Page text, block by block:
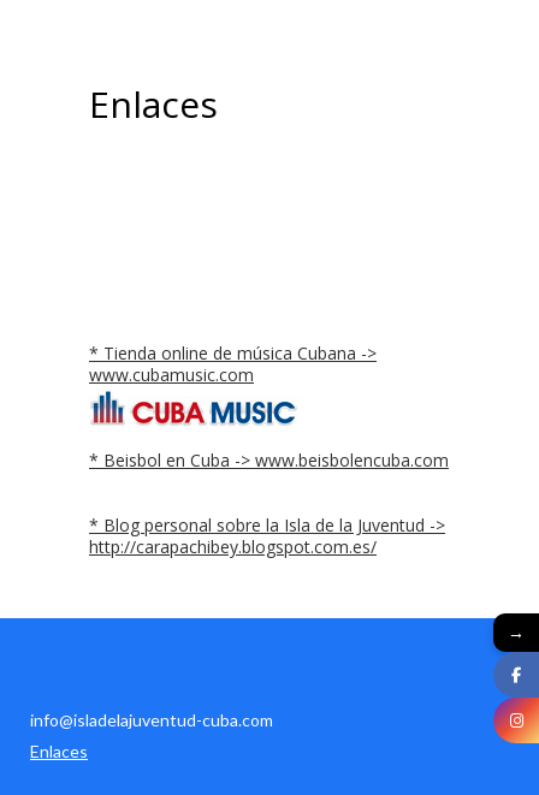
Enlaces
* Tienda online de música Cubana ->
www.cubamusic.com
* Beisbol en Cuba -> www.beisbolencuba.com
* Blog personal sobre la Isla de la Juventud ->
http://carapachibey.blogspot.com.es/
info@isladelajuventud-cuba.com
Enlaces
→